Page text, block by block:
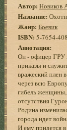
Автор: Новиков
Название:
Жанр: Боевик
ISBN: 5-7654-
Аннотация:
Он - офицер ГРУ
приказы и
вражеский плен
через всю
гибель
отсутствия
Родина
города идет
И ему придется